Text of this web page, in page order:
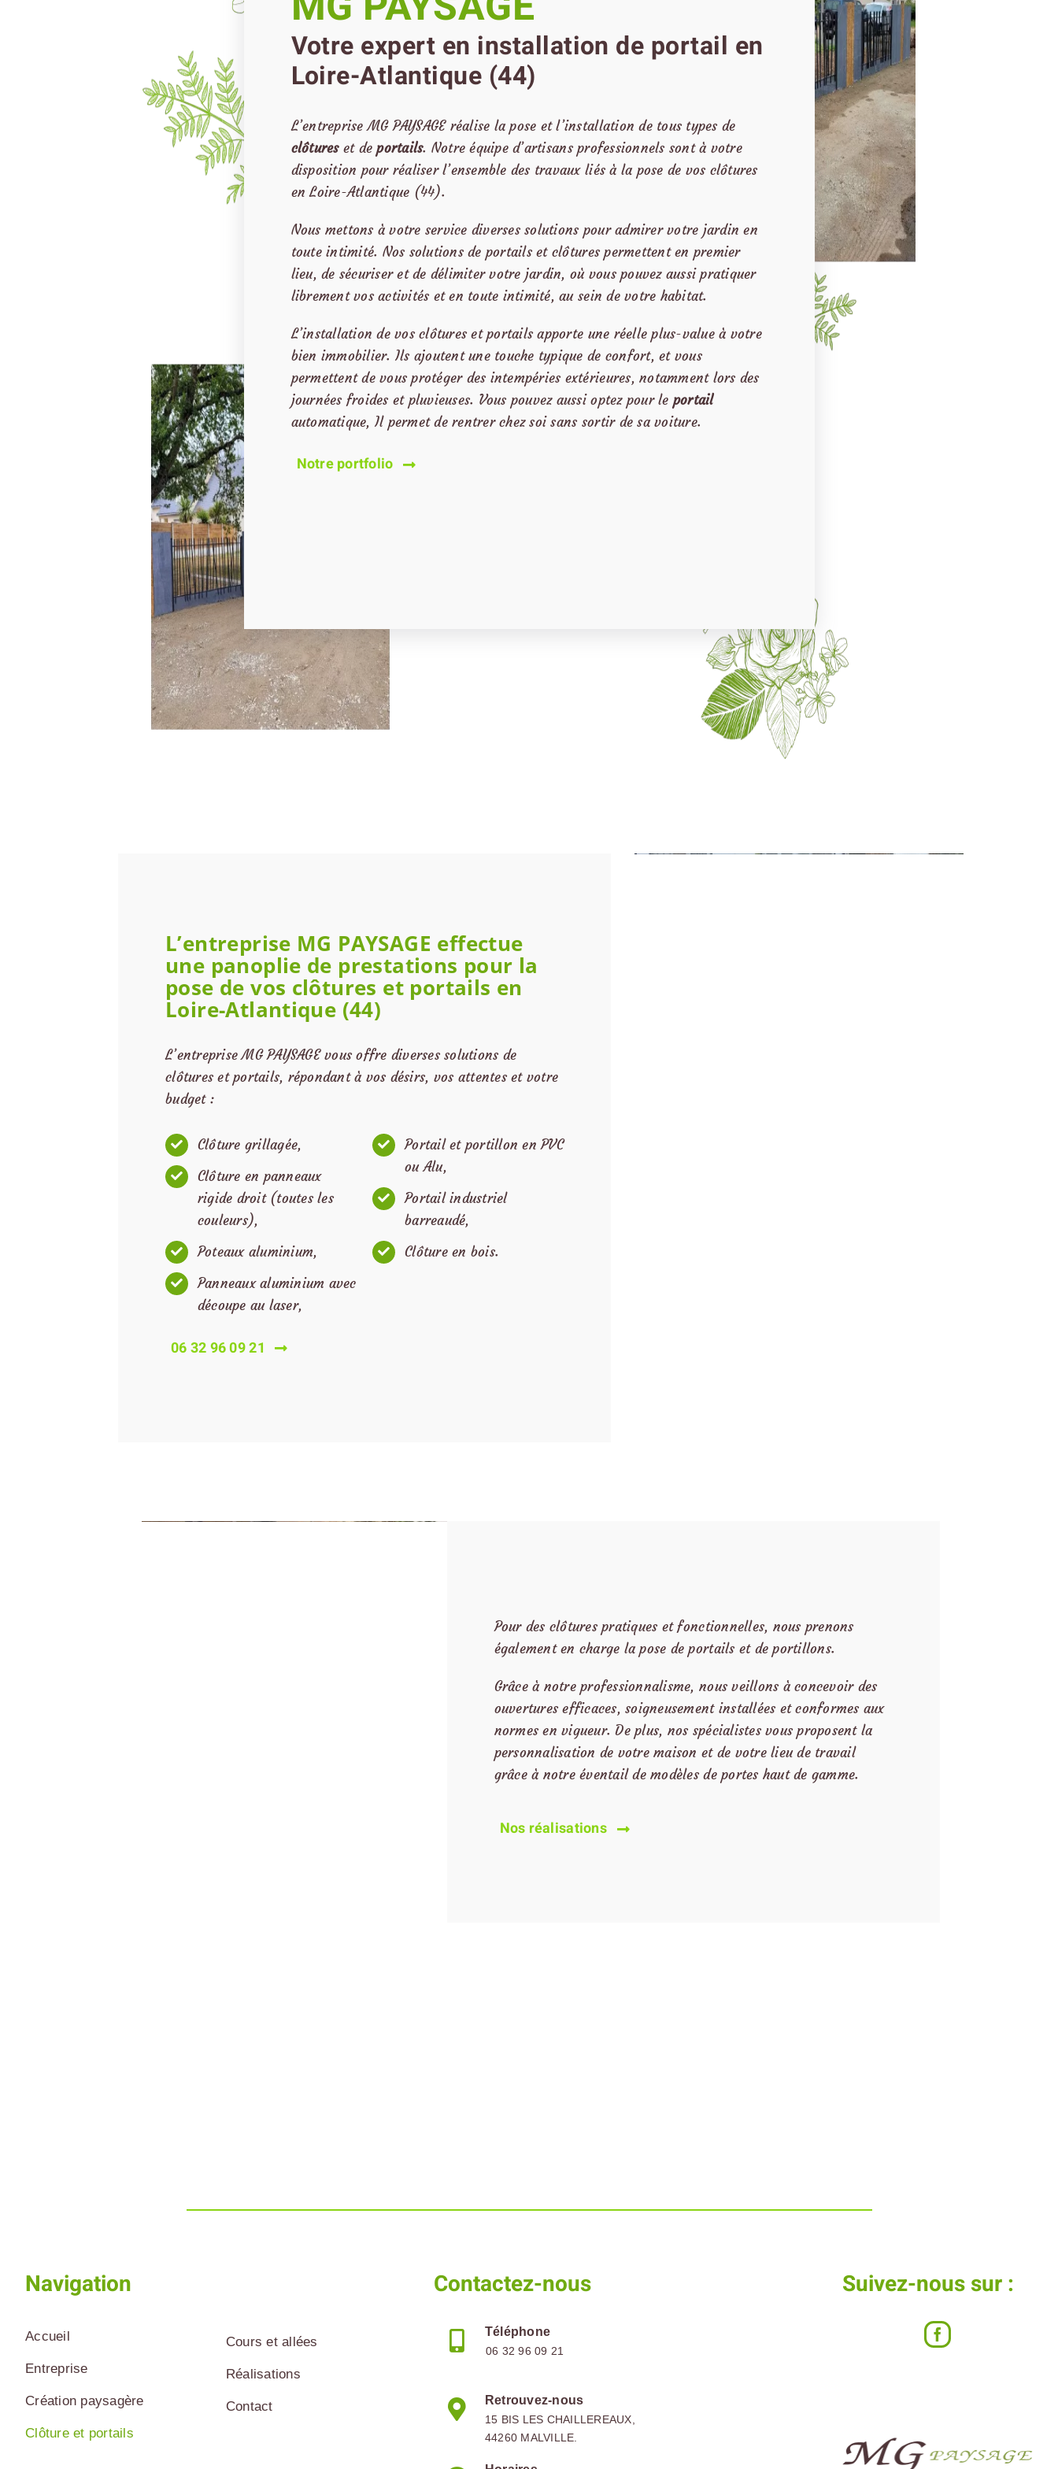
Votre expert en installation de portail en
Loire-Atlantique (44)
L’entreprise MG PAYSAGE réalise la pose et l’installation de tous types de
clôtureset deportails. Notre équipe d’artisans professionnels sont à votre
disposition pour réaliser l’ensemble des travaux liés à la pose de vos clôtures
en Loire-Atlantique (44).
Nous mettons à votre service diverses solutions pour admirer votre jardin en
toute intimité. Nos solutions de portails et clôtures permettent en premier
lieu, de sécuriser et de délimiter votre jardin, où vous pouvez aussi pratiquer
librement vos activités et en toute intimité, au sein de votre habitat.
L’installation de vos clôtures et portails apporte une réelle plus-value à votre
bien immobilier. Ils ajoutent une touche typique de confort, et vous
permettent de vous protéger des intempéries extérieures, notamment lors des
journées froides et pluvieuses. Vous pouvez aussi optez pour le portail
automatique, Il permet de rentrer chez soi sans sortir de sa voiture.
Notre portfolio
L’entreprise MG PAYSAGE effectue
une panoplie de prestations pour la
pose de vos clôtures et portails en
Loire-Atlantique (44)
L’entreprise MG PAYSAGE vous offre diverses solutions de
clôtures et portails, répondant à vos désirs, vos attentes et votre
budget :
Clôture grillagée,
Clôture en panneaux
rigide droit (toutes les
couleurs),
Poteaux aluminium,
Panneaux aluminium avec
découpe au laser,
Portail et portillon en PVC
ou Alu,
Portail industriel
barreaudé,
Clôture en bois.
06 32 96 09 21
Pour des clôtures pratiques et fonctionnelles, nous prenons
également en charge la pose de portails et de portillons.
Grâce à notre professionnalisme, nous veillons à concevoir des
ouvertures efficaces, soigneusement installées et conformes aux
normes en vigueur. De plus, nos spécialistes vous proposent la
personnalisation de votre maison et de votre lieu de travail
grâce à notre éventail de modèles de portes haut de gamme.
Nos réalisations
Navigation
Accueil
Entreprise
Création paysagère
Clôture et portails
Cours et allées
Réalisations
Contact
Contactez-nous
Téléphone
06 32 96 09 21
Retrouvez-nous
15 BIS LES CHAILLEREAUX,
44260 MALVILLE.
Suivez-nous sur :